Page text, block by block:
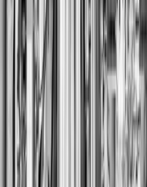
Integrierten
Ranking der
Jahre die